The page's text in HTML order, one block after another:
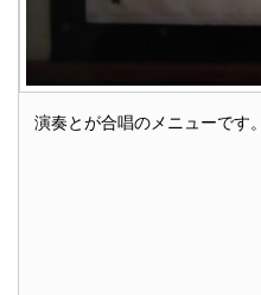
演奏とが合唱のメニューです。